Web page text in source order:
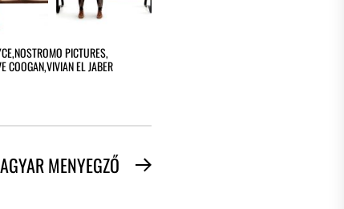
,NOSTROMO PICTURES,
COOGAN,VIVIAN EL JABER
Next
MENYEGZŐ